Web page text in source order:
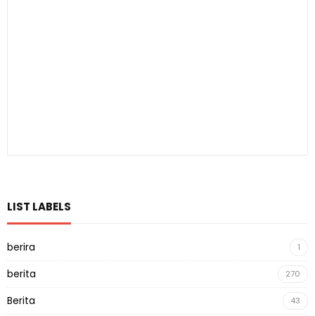
LIST LABELS
berira 1
berita 270
Berita 43